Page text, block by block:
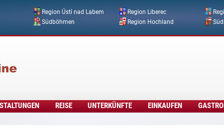
Direkt zum Inhalt
Region Ústí nad Labem Region Liberec
Südböhmen Region Hochland
REISE UNTERKÜNFTE EINKAUFEN